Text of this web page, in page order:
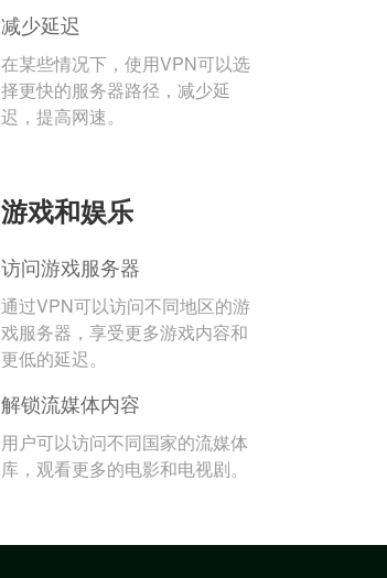
减少延迟
在某些情况下，使用VPN可以选
择更快的服务器路径，减少延
迟，提高网速。
游戏和娱乐
访问游戏服务器
通过VPN可以访问不同地区的游
戏服务器，享受更多游戏内容和
更低的延迟。
解锁流媒体内容
用户可以访问不同国家的流媒体
库，观看更多的电影和电视剧。